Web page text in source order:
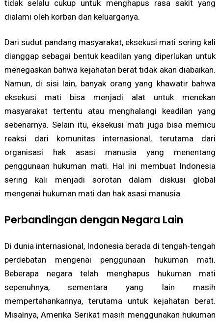
tidak selalu cukup untuk menghapus rasa sakit yang
dialami oleh korban dan keluarganya.
Dari sudut pandang masyarakat, eksekusi mati sering kali
dianggap sebagai bentuk keadilan yang diperlukan untuk
menegaskan bahwa kejahatan berat tidak akan diabaikan.
Namun, di sisi lain, banyak orang yang khawatir bahwa
eksekusi mati bisa menjadi alat untuk menekan
masyarakat tertentu atau menghalangi keadilan yang
sebenarnya. Selain itu, eksekusi mati juga bisa memicu
reaksi dari komunitas internasional, terutama dari
organisasi hak asasi manusia yang menentang
penggunaan hukuman mati. Hal ini membuat Indonesia
sering kali menjadi sorotan dalam diskusi global
mengenai hukuman mati dan hak asasi manusia.
Perbandingan dengan Negara Lain
Di dunia internasional, Indonesia berada di tengah-tengah
perdebatan mengenai penggunaan hukuman mati.
Beberapa negara telah menghapus hukuman mati
sepenuhnya, sementara yang lain masih
mempertahankannya, terutama untuk kejahatan berat.
Misalnya, Amerika Serikat masih menggunakan hukuman